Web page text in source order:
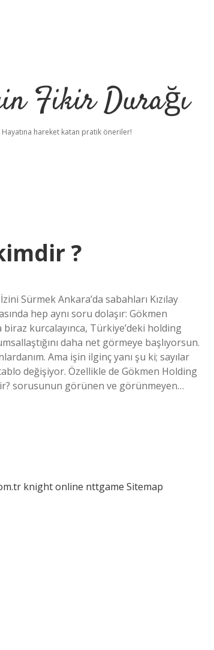
Fikir Durağı
Hayatına hareket katan pratik öneriler!
?
Sürmek Ankara’da sabahları Kızılay
hep aynı soru dolaşır: Gökmen
kurcalayınca, Türkiye’deki holding
daha net görmeye başlıyorsun.
Ama işin ilginç yanı şu ki; sayılar
değişiyor. Özellikle de Gökmen Holding
sorusunun görünen ve görünmeyen…
knight online nttgame Sitemap